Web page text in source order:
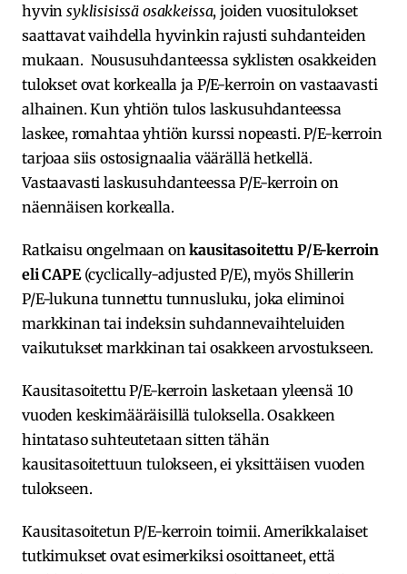
hyvin syklisisissä osakkeissa, joiden vuositulokset
saattavat vaihdella hyvinkin rajusti suhdanteiden
mukaan. Noususuhdanteessa syklisten osakkeiden
tulokset ovat korkealla ja P/E-kerroin on vastaavasti
alhainen. Kun yhtiön tulos laskusuhdanteessa
laskee, romahtaa yhtiön kurssi nopeasti. P/E-kerroin
tarjoaa siis ostosignaalia väärällä hetkellä.
Vastaavasti laskusuhdanteessa P/E-kerroin on
näennäisen korkealla.
Ratkaisu ongelmaan onkausitasoitettu P/E-kerroin
eli CAPE(cyclically-adjusted P/E), myös Shillerin
P/E-lukuna tunnettu tunnusluku, joka eliminoi
markkinan tai indeksin suhdannevaihteluiden
vaikutukset markkinan tai osakkeen arvostukseen.
Kausitasoitettu P/E-kerroin lasketaan yleensä 10
vuoden keskimääräisillä tuloksella. Osakkeen
hintataso suhteutetaan sitten tähän
kausitasoitettuun tulokseen, ei yksittäisen vuoden
tulokseen.
Kausitasoitetun P/E-kerroin toimii. Amerikkalaiset
tutkimukset ovat esimerkiksi osoittaneet, että